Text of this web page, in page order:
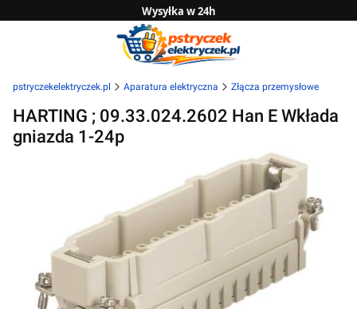
Wysyłka w 24h
Zwrot do 14 dni
Sprawdź naszą ofertę B2B
pstryczekelektryczek.pl Aparatura elektryczna Złącza przemysłowe
HARTING ; 09.33.024.2602 Han E Wkłada
gniazda 1-24p